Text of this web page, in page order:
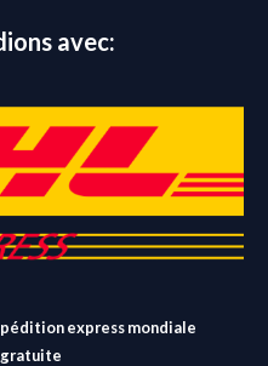
avec:
express mondiale
gratuite